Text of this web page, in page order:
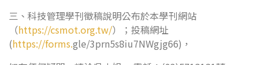
三、科技管理學刊徵稿說明公布於本學刊網站
（https://csmot.org.tw/）；投稿網址
(https://forms.gle/3prn5s8iu7NWgjg66)，